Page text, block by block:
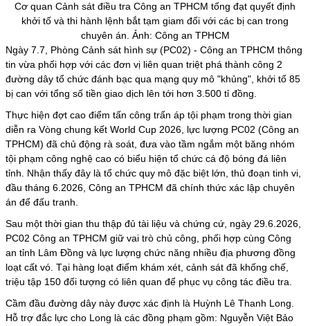
Cơ quan Cảnh sát điều tra Công an TPHCM tống đạt quyết định
khởi tố và thi hành lệnh bắt tạm giam đối với các bị can trong
chuyên án. Ảnh: Công an TPHCM
Ngày 7.7, Phòng Cảnh sát hình sự (PC02) - Công an TPHCM thông
tin vừa phối hợp với các đơn vị liên quan triệt phá thành công 2
đường dây tổ chức đánh bạc qua mạng quy mô "khủng", khởi tố 85
bị can với tổng số tiền giao dịch lên tới hơn 3.500 tỉ đồng.
Thực hiện đợt cao điểm tấn công trấn áp tội phạm trong thời gian
diễn ra Vòng chung kết World Cup 2026, lực lượng PC02 (Công an
TPHCM) đã chủ động rà soát, đưa vào tầm ngắm một băng nhóm
tội phạm công nghệ cao có biểu hiện tổ chức cá độ bóng đá liên
tỉnh. Nhận thấy đây là tổ chức quy mô đặc biệt lớn, thủ đoạn tinh vi,
đầu tháng 6.2026, Công an TPHCM đã chính thức xác lập chuyên
án để đấu tranh.
Sau một thời gian thu thập đủ tài liệu và chứng cứ, ngày 29.6.2026,
PC02 Công an TPHCM giữ vai trò chủ công, phối hợp cùng Công
an tỉnh Lâm Đồng và lực lượng chức năng nhiều địa phương đồng
loạt cất vó. Tại hàng loạt điểm khám xét, cảnh sát đã khống chế,
triệu tập 150 đối tượng có liên quan để phục vụ công tác điều tra.
Cầm đầu đường dây này được xác định là Huỳnh Lê Thanh Long.
Hỗ trợ đắc lực cho Long là các đồng phạm gồm: Nguyễn Việt Bảo